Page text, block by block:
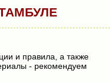
и правила, а также
- рекомендуем